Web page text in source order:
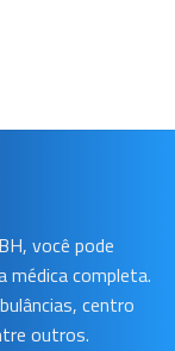
, você pode
médica completa.
centro
outros.